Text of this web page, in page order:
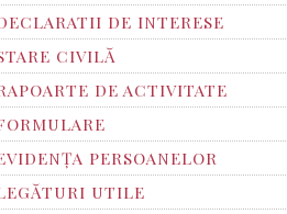
DE INTERESE
CIVILĂ
DE ACTIVITATE
PERSOANELOR
UTILE